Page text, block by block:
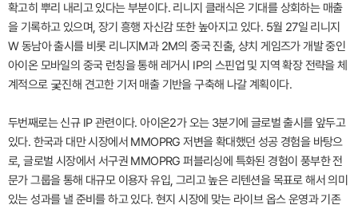
확고히 뿌리 내리고 있다는 부분이다. 리니지 클래식은 기대를 상회하는 매출
을 기록하고 있으며, 장기 흥행 자신감 또한 높아지고 있다. 5월 27일 리니지
W 동남아 출시를 비롯 리니지M과 2M의 중국 진출, 샹치 게임즈가 개발 중인
아이온 모바일의 중국 런칭을 통해 레거시 IP의 스핀업 및 지역 확장 전략을 체
계적으로 궃진해 견고한 기저 매출 기반을 구축해 나갈 계획이다.
두번째로는 신규 IP 관련이다. 아이온2가 오는 3분기에 글로벌 출시를 앞두고
있다. 한국과 대만 시장에서 MMOPRG 저변을 확대했던 성공 경험을 바탕으
로, 글로벌 시장에서 서구권 MMOPRG 퍼블리싱에 특화된 경험이 풍부한 전
문가 그룹을 통해 대규모 이용자 유입, 그리고 높은 리텐션을 목표로 해서 의미
있는 성과를 낼 준비를 하고 있다. 현지 시장에 맞는 라이브 옵스 운영과 기존